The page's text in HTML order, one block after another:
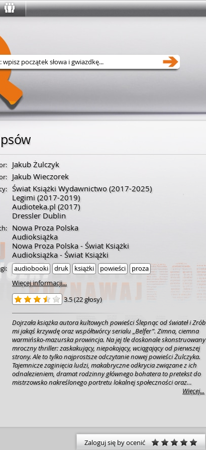
Wyszukaj w serwisie
Jakub Żulczyk
Jakub Wieczorek
Świat Książki Wydawnictwo(2017-2025)
Legimi (2017-2019)
Audioteka.pl (2017)
Dressler Dublin
Nowa Proza Polska
Audioksiążka
Nowa Proza Polska - Świat Książki
Audioksiążka - Świat Książki
audiobooki druk książki powieści
proza
Więcej informacji...
3.5(22 głosy)
Dojrzała książka autora kultowych powieściŚlepnąc od światełiZrób
mi jakąś krzywdęoraz współtwórcy serialu „Belfer”. Zimna, ciemna
warmińsko-mazurska prowincja. Na jej tle doskonale skonstruowany
mroczny thriller: zaskakujący, niepokojący, wciągający od pierwszej
strony. Ale to tylko najprostsze odczytanie nowej powieści Żulczyka.
Tajemnicze zaginięcia ludzi, makabryczne odkrycia związane z ich
odnalezieniem, dramat rodzinny głównego bohatera to pretekst do
mistrzowsko nakreślonego portretu lokalnej społeczności oraz
uwikłanej w miejscowe układy rodziny. Żulczyk pokazuje, jak ojcowie
losie” i Warszawa jako miejsce, gdzie przyjezdny z prowincji może
wygrać albo przegrać, ale nie może spokojnie żyć. Czy karą za zło
może być inne zło? Gdzie jest granica w wymierzaniu
Więcej...
Zaloguj się by ocenić